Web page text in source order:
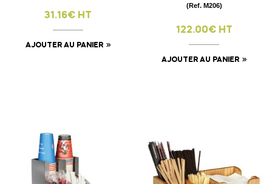
31.16€ HT
AJOUTER AU PANIER
(Ref. M206)
122.00€ HT
AJOUTER AU PANIER